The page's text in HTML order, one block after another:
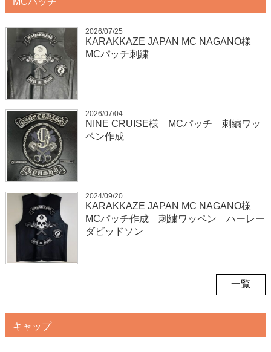
2026/07/25
KARAKKAZE JAPAN MC NAGANO様
MCパッチ刺繍
2026/07/04
NINE CRUISE様 MCパッチ 刺繍ワッ
ペン作成
2024/09/20
KARAKKAZE JAPAN MC NAGANO様
MCパッチ作成 刺繍ワッペン ハーレー
ダビッドソン
一覧
キャップ